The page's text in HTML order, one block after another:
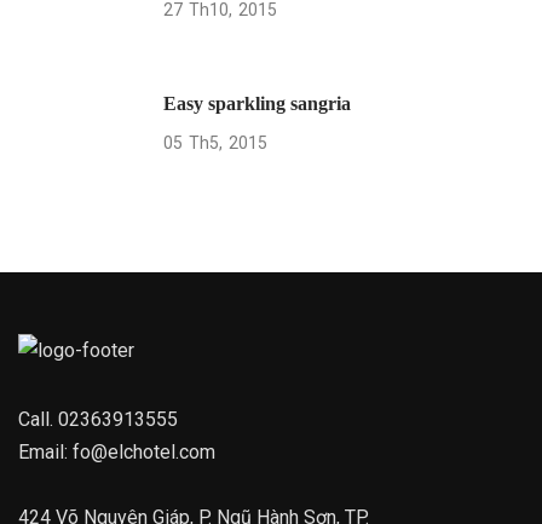
27 Th10 2015
Easy sparkling sangria
05 Th5 2015
Call. 02363913555
Email: fo@elchotel.com
424 Võ Nguyên Giáp, P. Ngũ Hành Sơn, TP.